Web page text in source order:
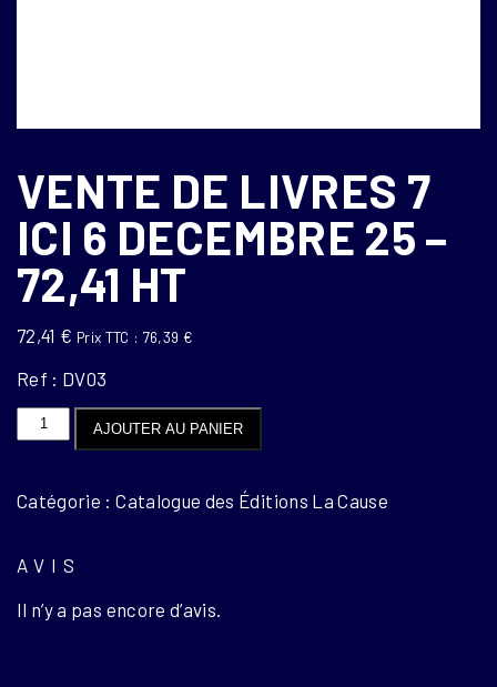
VENTE DE LIVRES 7
ICI 6 DECEMBRE 25 –
72,41 HT
72,41 € Prix TTC : 76,39 €
Ref : DV03
quantité
de
de
livres
ici
decembre
AJOUTER AU PANIER
Catégorie : Catalogue des Éditions La Cause
AVIS
Il n’y a pas encore d’avis.